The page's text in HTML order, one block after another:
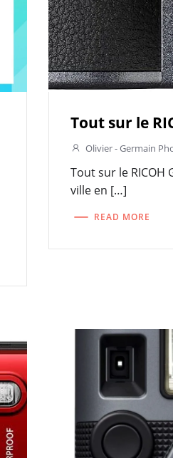
Tout sur le
Olivier - Germain
Tout sur le RICOH
ville en […]
READ MORE